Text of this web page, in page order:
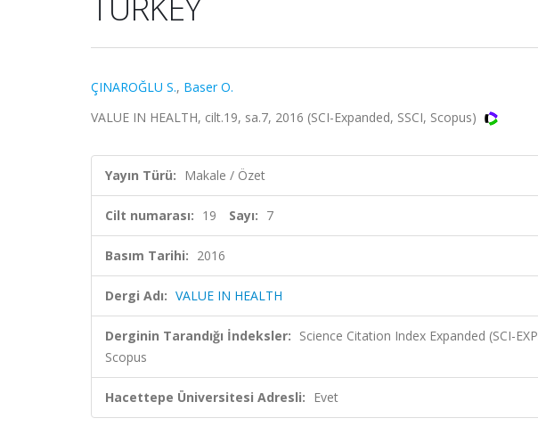
ÇINAROĞLU S., Baser O.
VALUE IN HEALTH, cilt.19, sa.7, 2016 (SCI-Expanded, SSCI, Scopus)
Yayın Türü: Makale / Özet
Cilt numarası: 19 Sayı: 7
Basım Tarihi: 2016
Dergi Adı: VALUE IN HEALTH
Derginin Tarandığı İndeksler: Science Citation Index Expanded (SCI-
Scopus
Hacettepe Üniversitesi Adresli: Evet